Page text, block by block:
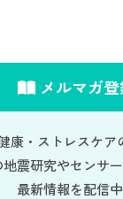
メルマガ
康・ストレスケア
震研究やセンサー
最新情報を配信中